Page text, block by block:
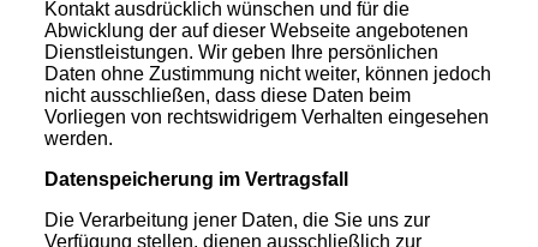
Kontakt ausdrücklich wünschen und für die
Abwicklung der auf dieser Webseite angebotenen
Dienstleistungen. Wir geben Ihre persönlichen
Daten ohne Zustimmung nicht weiter, können jedoch
nicht ausschließen, dass diese Daten beim
Vorliegen von rechtswidrigem Verhalten eingesehen
werden.
Datenspeicherung im Vertragsfall
Die Verarbeitung jener Daten, die Sie uns zur
Verfügung stellen, dienen ausschließlich zur